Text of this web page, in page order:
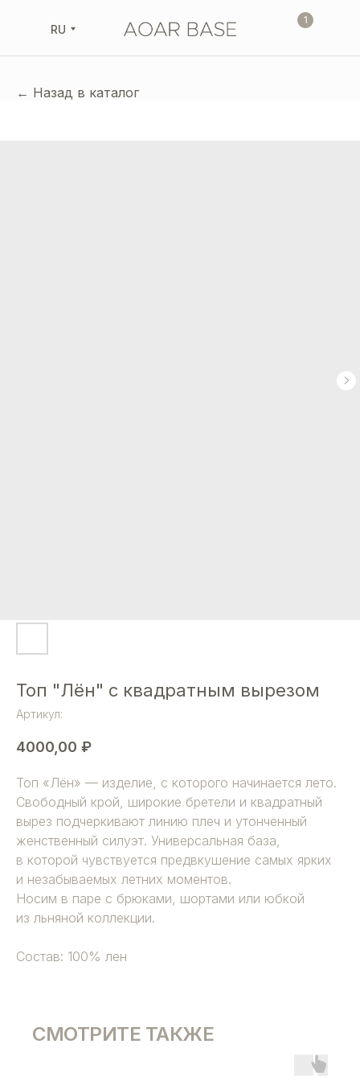
1
RU
← Назад в каталог
Топ "Лён" с квадратным вырезом
Артикул:
4000,00 ₽
Топ «Лён» — изделие, с которого начинается лето.
Свободный крой, широкие бретели и квадратный
вырез подчеркивают линию плеч и утонченный
женственный силуэт. Универсальная база,
в которой чувствуется предвкушение самых ярких
и незабываемых летних моментов.
Носим в паре с брюками, шортами или юбкой
из льняной коллекции.
Состав: 100% лен
СМОТРИТЕ ТАКЖЕ